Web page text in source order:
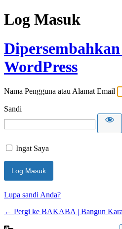
Log Masuk
WordPress
Nama Pengguna atau Alamat Email
Sandi
Ingat Saya
Lupa sandi Anda?
← Pergi ke BAKABA | Bangun